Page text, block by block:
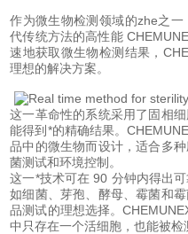
作为微生物检测领域的zhe之
代传统方法的高性能
速地获取微生物检测结果，
理想的解决方案。
这一革命性的系统采用了固相
能得到*的精确结果。
品中的微生物而设计，适合多
菌测试和环境控制。
这一*技术可在 90 分钟内得出
如细菌、芽孢、酵母、霉菌和
品测试的理想选择。
中只存在一个活细胞，也能被检